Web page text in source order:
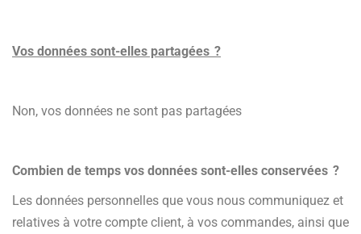
Vos données sont-elles partagées ?
Non, vos données ne sont pas partagées
Combien de temps vos données sont-elles conservées ?
Les données personnelles que vous nous communiquez et
relatives à votre compte client, à vos commandes, ainsi que